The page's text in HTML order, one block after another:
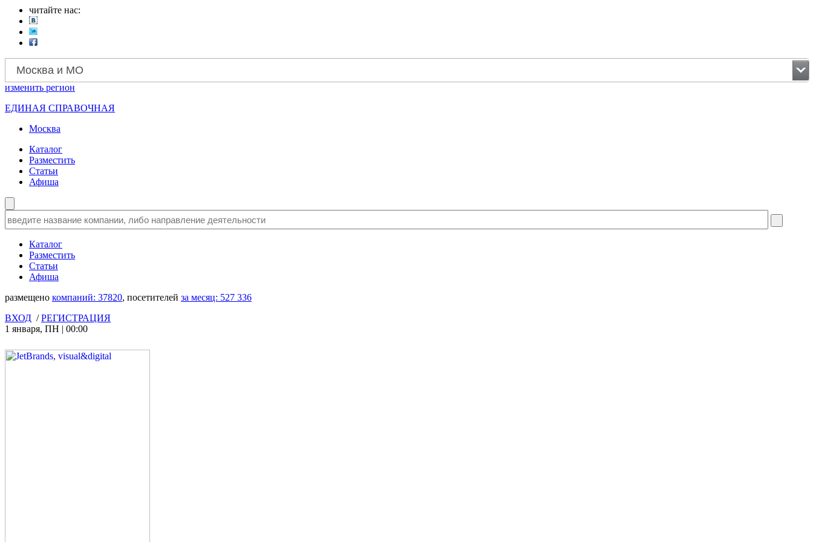
читайте нас:
Москва и МО
изменить регион
ЕДИНАЯ СПРАВОЧНАЯ
Москва
Каталог
Разместить
Статьи
Афиша
Каталог
Разместить
Статьи
Афиша
размещено компаний: 37820, посетителей за месяц: 527 336
ВХОД /РЕГИСТРАЦИЯ
1 января, ПН | 00:00